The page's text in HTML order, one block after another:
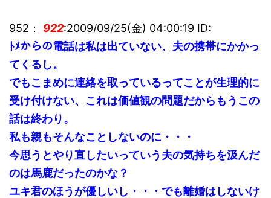
952： 922:2009/09/25(金) 04:00:19 ID:
ﾄﾒからの電話は私は出ていない、夫の携帯にかかっ
てくるし。
でもこまめに連絡を取っているってことが生理的に
受け付けない、これは価値観の問題だからもうこの
話は終わり。
私も親もそんなことしないのに・・・
今思うとやり直したいっていう夫の気持ちを汲んだ
のは馬鹿だったのかな？
ユキ君のほうが優しいし・・・でも離婚はしないけ